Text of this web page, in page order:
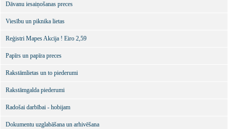
Dāvanu iesaiņošanas preces
Viesību un piknika lietas
Reģistri Mapes Akcija ! Eiro 2,59
Papīrs un papīra preces
Rakstāmlietas un to piederumi
Rakstāmgalda piederumi
Radošai darbībai - hobijam
Dokumentu uzglabāšana un arhivēšana